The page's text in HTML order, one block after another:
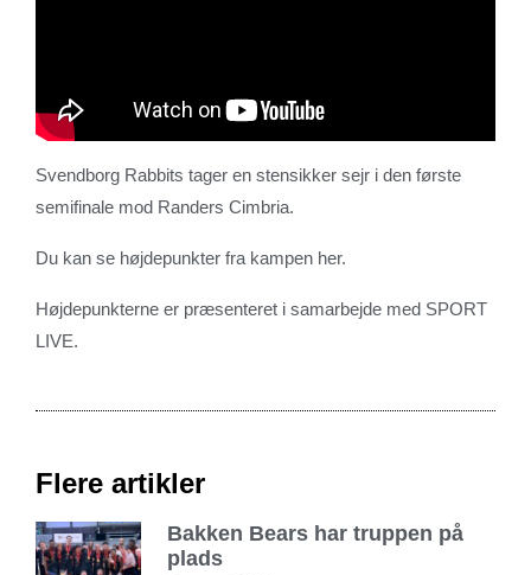
Svendborg Rabbits tager en stensikker sejr i den første
semifinale mod Randers Cimbria.
Du kan se højdepunkter fra kampen her.
Højdepunkterne er præsenteret i samarbejde med SPORT
LIVE.
Flere artikler
Bakken Bears har truppen på
plads